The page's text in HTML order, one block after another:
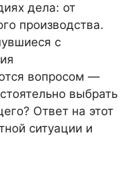
дела: от
производства.
с
вопросом —
выбрать
Ответ на этот
ситуации и